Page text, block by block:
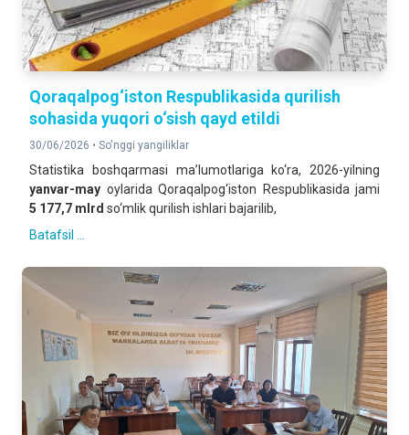
Qoraqalpog‘iston Respublikasida qurilish
sohasida yuqori o‘sish qayd etildi
30/06/2026 • So'nggi yangiliklar
Statistika boshqarmasi ma’lumotlariga ko‘ra, 2026-yilning
yanvar-may oylarida Qoraqalpog‘iston Respublikasida jami
5 177,7 mlrd so‘mlik qurilish ishlari bajarilib,
Batafsil ...